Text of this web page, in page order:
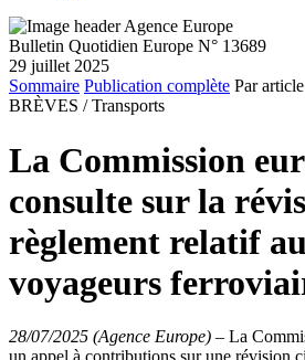
Bulletin Quotidien Europe N° 13689
29 juillet 2025
Sommaire Publication complète Par article
BRÈVES / Transports
La Commission
consulte sur la
règlement relatif
voyageurs
28/07/2025 (Agence Europe) – La
un appel à contributions sur une révision